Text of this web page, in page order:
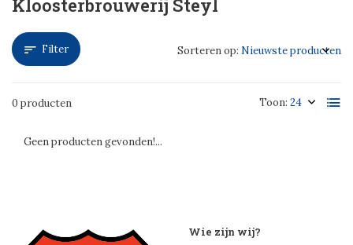
Kloosterbrouwerij Steyl
Filter
0 producten Toon:
Sorteren op:
Geen producten gevonden!...
Wie zijn wij?